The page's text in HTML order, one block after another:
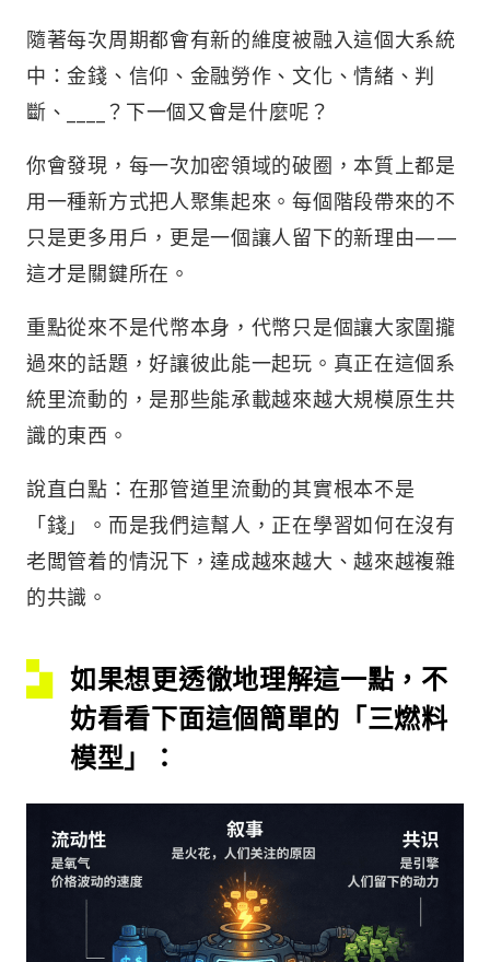
隨著每次周期都會有新的維度被融入這個大系統
中：金錢、信仰、金融勞作、文化、情緒、判
斷、____？下一個又會是什麼呢？
你會發現，每一次加密領域的破圈，本質上都是
用一種新方式把人聚集起來。每個階段帶來的不
只是更多用戶，更是一個讓人留下的新理由——
這才是關鍵所在。
重點從來不是代幣本身，代幣只是個讓大家圍攏
過來的話題，好讓彼此能一起玩。真正在這個系
統里流動的，是那些能承載越來越大規模原生共
識的東西。
說直白點：在那管道里流動的其實根本不是
「錢」。而是我們這幫人，正在學習如何在沒有
老闆管着的情況下，達成越來越大、越來越複雜
的共識。
如果想更透徹地理解這一點，不
妨看看下面這個簡單的「三燃料
模型」：